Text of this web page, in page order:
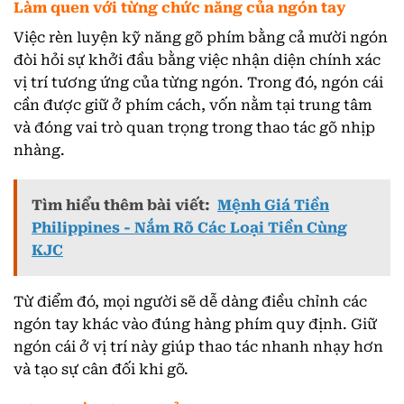
Làm quen với từng chức năng của ngón tay
Việc rèn luyện kỹ năng gõ phím bằng cả mười ngón
đòi hỏi sự khởi đầu bằng việc nhận diện chính xác
vị trí tương ứng của từng ngón. Trong đó, ngón cái
cần được giữ ở phím cách, vốn nằm tại trung tâm
và đóng vai trò quan trọng trong thao tác gõ nhịp
nhàng.
Tìm hiểu thêm bài viết: Mệnh Giá Tiền
Philippines - Nắm Rõ Các Loại Tiền Cùng
KJC
Từ điểm đó, mọi người sẽ dễ dàng điều chỉnh các
ngón tay khác vào đúng hàng phím quy định. Giữ
ngón cái ở vị trí này giúp thao tác nhanh nhạy hơn
và tạo sự cân đối khi gõ.